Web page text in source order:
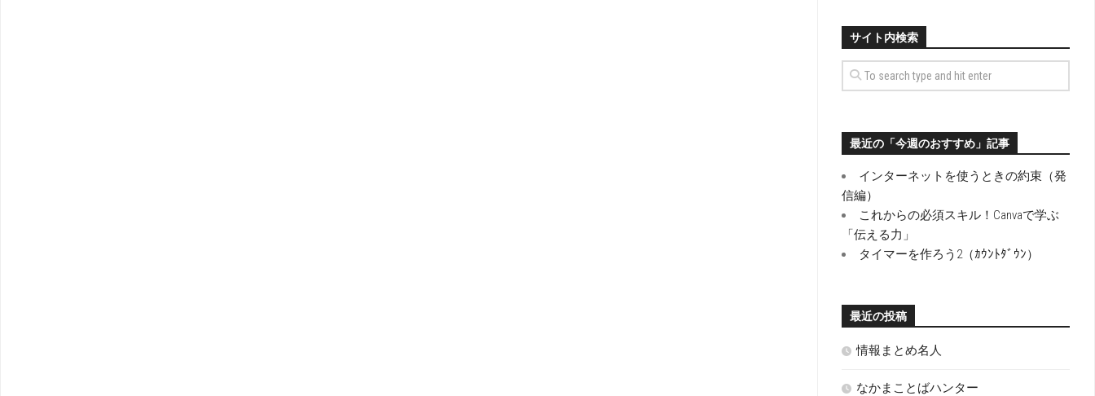
サイト内検索
最近の「今週のおすすめ」記事
インターネットを使うときの約束（発
信編）
これからの必須スキル！Canvaで学ぶ
「伝える力」
タイマーを作ろう2（ｶｳﾝﾄﾀﾞｳﾝ）
最近の投稿
情報まとめ名人
なかまことばハンター